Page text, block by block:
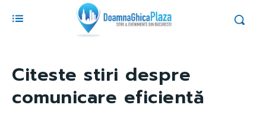
Citeste stiri despre
comunicare eficientă